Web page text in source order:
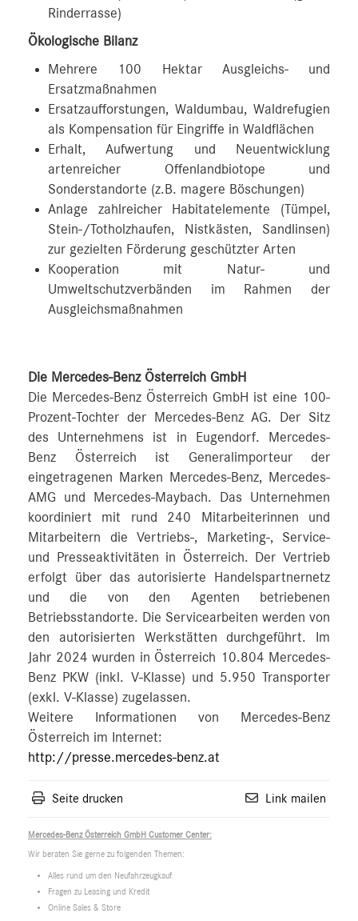
Rinderrasse)
Ökologische Bilanz
Mehrere 100 Hektar Ausgleichs- und
Ersatzmaßnahmen
Ersatzaufforstungen, Waldumbau, Waldrefugien
als Kompensation für Eingriffe in Waldflächen
Erhalt, Aufwertung und Neuentwicklung
artenreicher Offenlandbiotope und
Sonderstandorte (z.B. magere Böschungen)
Anlage zahlreicher Habitatelemente (Tümpel,
Stein-/Totholzhaufen, Nistkästen, Sandlinsen)
zur gezielten Förderung geschützter Arten
Kooperation mit Natur- und
Umweltschutzverbänden im Rahmen der
Ausgleichsmaßnahmen
Die Mercedes-Benz Österreich GmbH
Die Mercedes-Benz Österreich GmbH ist eine 100-
Prozent-Tochter der Mercedes-Benz AG. Der Sitz
des Unternehmens ist in Eugendorf. Mercedes-
Benz Österreich ist Generalimporteur der
eingetragenen Marken Mercedes-Benz, Mercedes-
AMG und Mercedes-Maybach. Das Unternehmen
koordiniert mit rund 240 Mitarbeiterinnen und
Mitarbeitern die Vertriebs-, Marketing-, Service-
und Presseaktivitäten in Österreich. Der Vertrieb
erfolgt über das autorisierte Handelspartnernetz
und die von den Agenten betriebenen
Betriebsstandorte. Die Servicearbeiten werden von
den autorisierten Werkstätten durchgeführt. Im
Jahr 2024 wurden in Österreich 10.804 Mercedes-
Benz PKW (inkl. V-Klasse) und 5.950 Transporter
(exkl. V-Klasse) zugelassen.
Weitere Informationen von Mercedes-Benz
Österreich im Internet:
http://presse.mercedes-benz.at
Seite drucken Link mailen
Mercedes-Benz Österreich GmbH Customer Center:
Wir beraten Sie gerne zu folgenden Themen:
Alles rund um den Neufahrzeugkauf
Fragen zu Leasing und Kredit
Online Sales & Store